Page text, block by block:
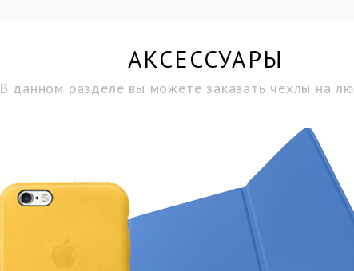
АКСЕССУАРЫ
В данном разделе вы можете заказать чехлы на